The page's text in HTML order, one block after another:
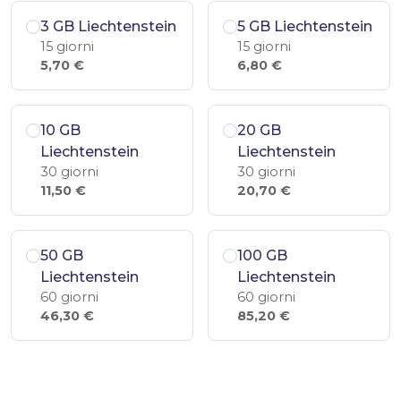
3 GB Liechtenstein
15 giorni
5,70 €
5 GB Liechtenstein
15 giorni
6,80 €
10 GB
Liechtenstein
30 giorni
11,50 €
20 GB
Liechtenstein
30 giorni
20,70 €
50 GB
Liechtenstein
60 giorni
46,30 €
100 GB
Liechtenstein
60 giorni
85,20 €